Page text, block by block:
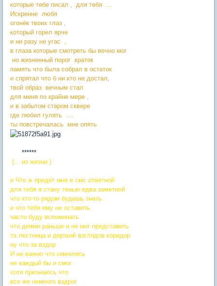
которые тебе писал , для тебя ...
Искренне любя
огонёк твоих глаз ,
который горел ярче
и ни разу не угас ,
в глаза которые смотреть бы вечно мог
но жизненный порог краток
память что была собрал в остаток
и спрятал что б ни кто не достал,
твой образ вечным стал
для меня по крайне мере ,
и в забытом старом сквере
где любил гулять ....
ты повстречалась мне опять
******
(... из жизни )
и Что ж придёт мне в смс ответной
для тебя я стану тенью едва заметной
что кто-то рядом будешь знать
и что тебя ему не оставить
часто буду вспоминать
что днями раньше и не мог представить
та лестница и дерзкий взглядов коридор
ну что за вздор
И не важно что смеялись
не каждый бы и смог
хотя признаюсь что
все же немного вздрог